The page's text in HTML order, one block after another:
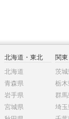
北海道・東北
北海道
青森県
岩手県
宮城県
関東
茨城
栃木
群馬
埼玉